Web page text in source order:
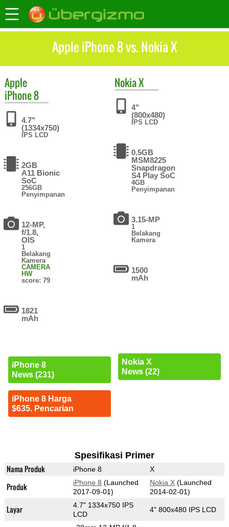
Apple iPhone 8 vs. Nokia X
Apple
iPhone 8
4.7"
(1334x750)
IPS LCD
2GB
A11 Bionic
SoC
256GB
Penyimpanan
12-MP,
f/1.8,
OIS
1
Belakang
Kamera
CAMERA
HW
score: 79
1821
mAh
iPhone 8
News (231)
iPhone 8 Harga
$635. Pencarian
NokiaX
4"
(800x480)
IPS LCD
0.5GB
MSM8225
Snapdragon
S4 Play SoC
4GB
Penyimpanan
3.15-MP
1
Belakang
Kamera
1500
mAh
Nokia X
News (22)
Spesifikasi Primer
Nama Produk iPhone 8 X
Produk iPhone 8 (Launched
2017-09-01)
Nokia X(Launched
2014-02-01)
Layar
4.7" 1334x750 IPS
LCD
4" 800x480 IPS LCD